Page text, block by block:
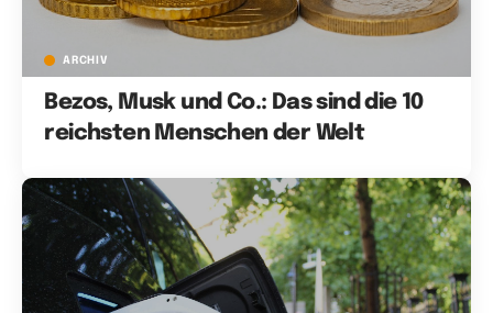
ARCHIV
Bezos, Musk und Co.: Das sind die 10
reichsten Menschen der Welt